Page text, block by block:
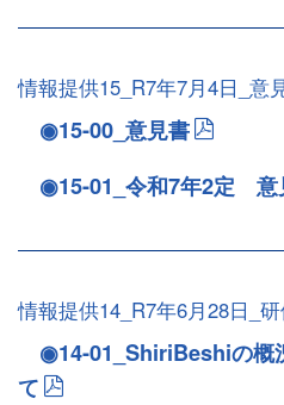
情報提供15_R7年7月4日_意
◉15-00_意見書
◉15-01_令和7年2定 意
情報提供14_R7年6月28日_
◉14-01_ShiriBeshiの概
て